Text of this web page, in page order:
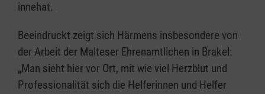
innehat.
Beeindruckt zeigt sich Härmens insbesondere von
der Arbeit der Malteser Ehrenamtlichen in Brakel:
„Man sieht hier vor Ort, mit wie viel Herzblut und
Professionalität sich die Helferinnen und Helfer